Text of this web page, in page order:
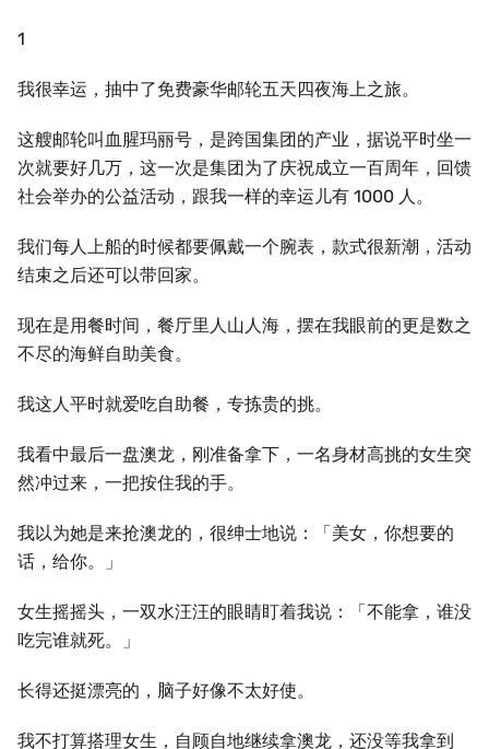
1
我很幸运，抽中了免费豪华邮轮五天四夜海上之旅。
这艘邮轮叫血腥玛丽号，是跨国集团的产业，据说平时坐一
次就要好几万，这一次是集团为了庆祝成立一百周年，回馈
社会举办的公益活动，跟我一样的幸运儿有 1000 人。
我们每人上船的时候都要佩戴一个腕表，款式很新潮，活动
结束之后还可以带回家。
现在是用餐时间，餐厅里人山人海，摆在我眼前的更是数之
不尽的海鲜自助美食。
我这人平时就爱吃自助餐，专拣贵的挑。
我看中最后一盘澳龙，刚准备拿下，一名身材高挑的女生突
然冲过来，一把按住我的手。
我以为她是来抢澳龙的，很绅士地说：「美女，你想要的
话，给你。」
女生摇摇头，一双水汪汪的眼睛盯着我说：「不能拿，谁没
吃完谁就死。」
长得还挺漂亮的，脑子好像不太好使。
我不打算搭理女生，自顾自地继续拿澳龙，还没等我拿到